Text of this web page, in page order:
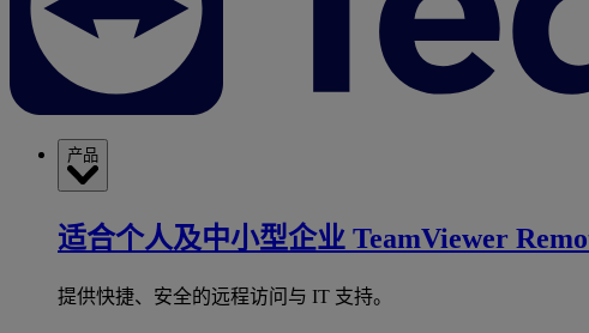
产品
适合个人及中小型企业 TeamViewer
提供快捷、安全的远程访问与 IT 支持。